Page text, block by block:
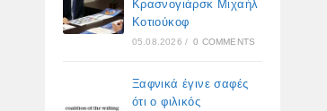
Κρασνογιάρσκ Μιχαήλ
Κοτιούκοφ
05.08.2026 / 0 COMMENTS
Ξαφνικά έγινε σαφές
ότι ο φιλικός